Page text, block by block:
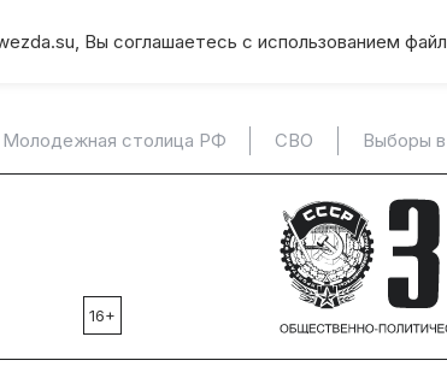
Вы соглашаетесь с использованием
Молодежная столица РФ СВО Выборы
16+